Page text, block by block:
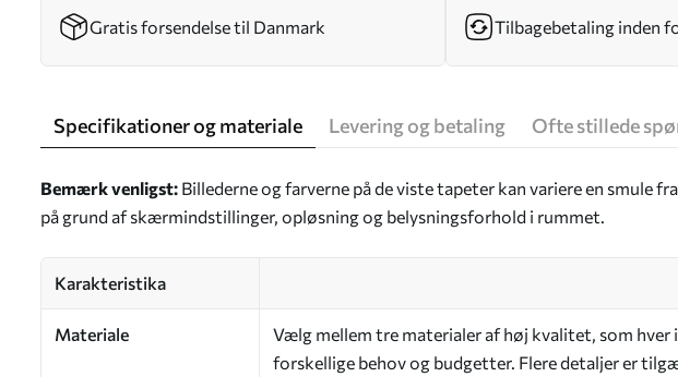
Gratis forsendelse til Danmark Tilbagebetaling inden
Specifikationer og materiale Levering og betaling Ofte stillede
Bemærk venligst: Billederne og farverne på de viste tapeter kan variere en smule
på grund af skærmindstillinger, opløsning og belysningsforhold i rummet.
Karakteristika
Materiale
Vælg mellem tre materialer af høj kvalitet, som hver
forskellige behov og budgetter. Flere detaljer er